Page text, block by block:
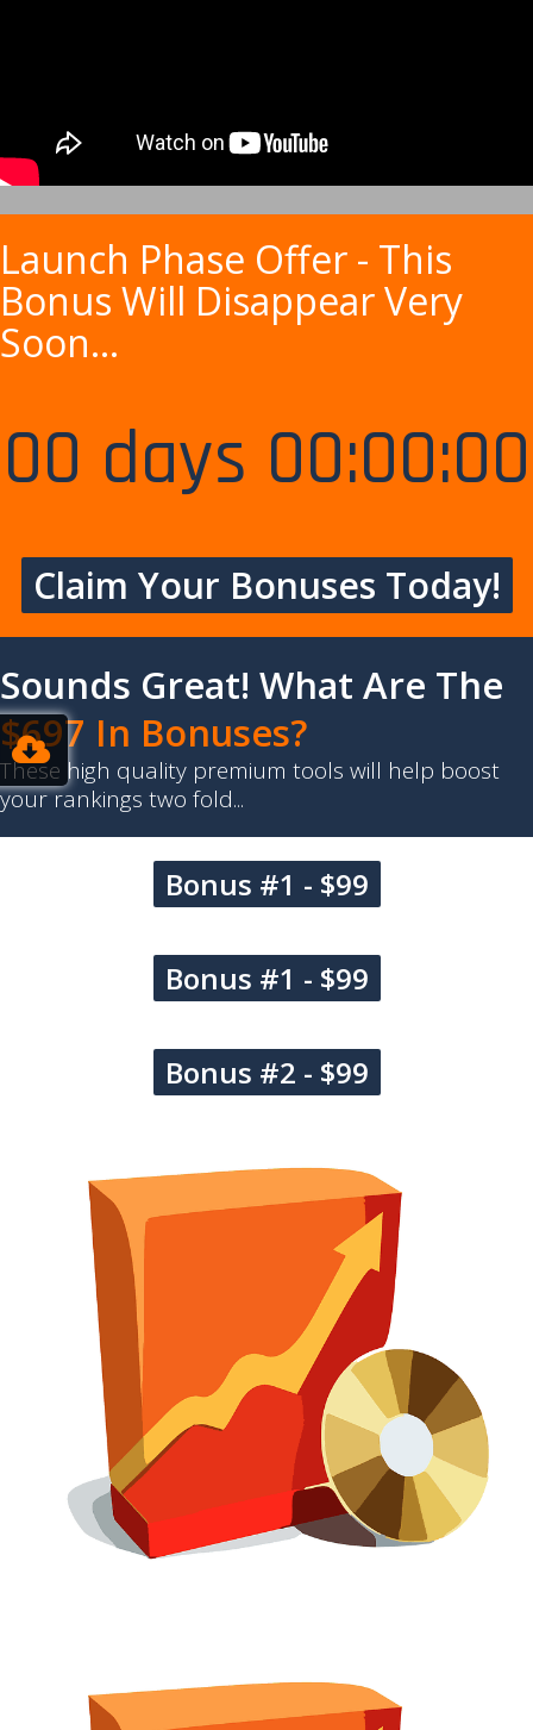
Launch Phase Offer - This
Bonus Will Disappear Very
Soon...
00 days 00:00:00
Claim Your Bonuses Today!
Sounds Great! What Are The
$697 In Bonuses?
These high quality premium tools will help boost
your rankings two fold...
Bonus #1 - $99
Bonus #1 - $99
Bonus #2 - $99